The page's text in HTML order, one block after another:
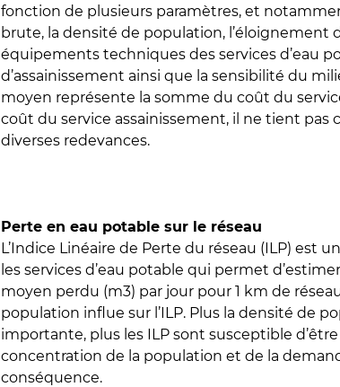
fonction de plusieurs paramètres, et
brute, la densité de population, l’éloignement
équipements techniques des services d’eau
d’assainissement ainsi que la sensibilité du
moyen représente la somme du coût du
coût du service assainissement, il ne tient pas
diverses redevances.
Perte en eau potable sur le réseau
L’Indice Linéaire de Perte du réseau (ILP) est
les services d’eau potable qui permet
moyen perdu (m3) par jour pour 1 km de
population influe sur l’ILP. Plus la densité de
importante, plus les ILP sont susceptible
concentration de la population et de la
conséquence.